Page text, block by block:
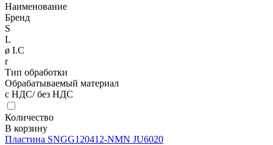
Наименование
Бренд
S
L
ø I.C
r
Тип обработки
Обрабатываемый материал
с НДС/ без НДС
Количество
В корзину
Пластина SNGG120412-NMN JU6020